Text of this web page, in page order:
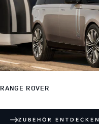
RANGE ROVER
ZUBEHÖR ENTDECKEN